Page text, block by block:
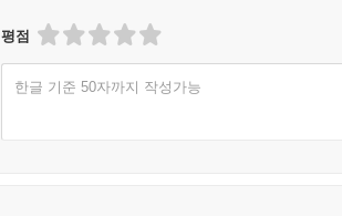
평점
한글 기준 50자까지 작성가능